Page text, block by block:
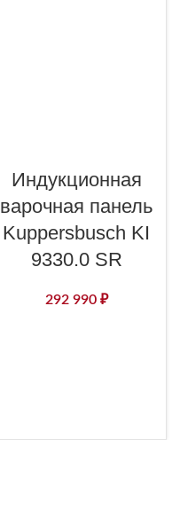
Индукционная
варочная панель
Kuppersbusch KI
9330.0 SR
292 990 ₽